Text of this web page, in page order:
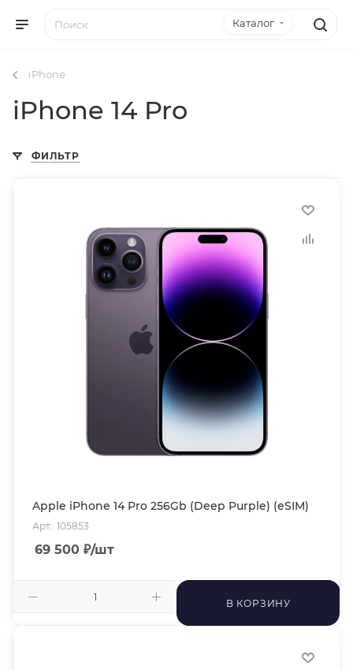
Каталог
iPhone
iPhone 14 Pro
ФИЛЬТР
Apple iPhone 14 Pro 256Gb (Deep Purple) (eSIM)
Арт.: 105853
69 500 ₽/шт
В КОРЗИНУ